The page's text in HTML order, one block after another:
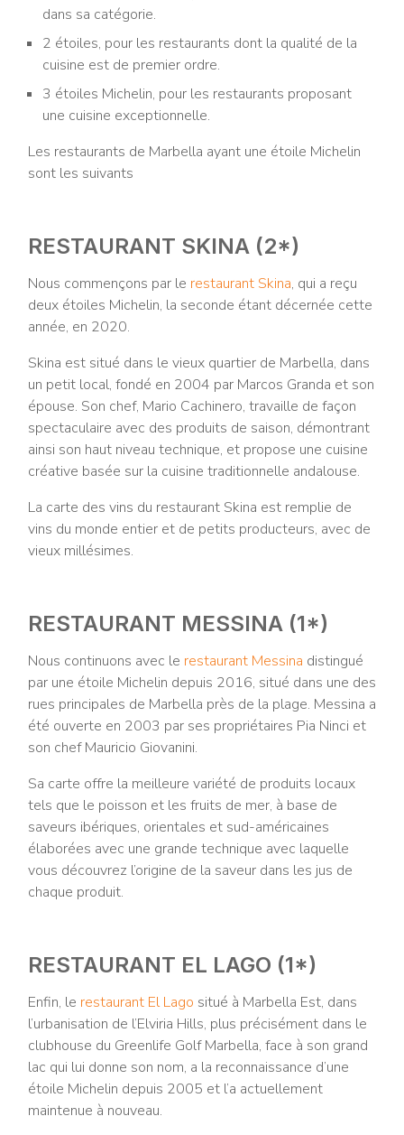
dans sa catégorie.
2 étoiles, pour les restaurants dont la qualité de la
cuisine est de premier ordre.
3 étoiles Michelin, pour les restaurants proposant
une cuisine exceptionnelle.
Les restaurants de Marbella ayant une étoile Michelin
sont les suivants
RESTAURANT SKINA (2*)
Nous commençons par le restaurant Skina, qui a reçu
deux étoiles Michelin, la seconde étant décernée cette
année, en 2020.
Skina est situé dans le vieux quartier de Marbella, dans
un petit local, fondé en 2004 par Marcos Granda et son
épouse. Son chef, Mario Cachinero, travaille de façon
spectaculaire avec des produits de saison, démontrant
ainsi son haut niveau technique, et propose une cuisine
créative basée sur la cuisine traditionnelle andalouse.
La carte des vins du restaurant Skina est remplie de
vins du monde entier et de petits producteurs, avec de
vieux millésimes.
RESTAURANT MESSINA (1*)
Nous continuons avec le restaurant Messina distingué
par une étoile Michelin depuis 2016, situé dans une des
rues principales de Marbella près de la plage. Messina a
été ouverte en 2003 par ses propriétaires Pia Ninci et
son chef Mauricio Giovanini.
Sa carte offre la meilleure variété de produits locaux
tels que le poisson et les fruits de mer, à base de
saveurs ibériques, orientales et sud-américaines
élaborées avec une grande technique avec laquelle
vous découvrez l’origine de la saveur dans les jus de
chaque produit.
RESTAURANT EL LAGO (1*)
Enfin, le restaurant El Lago situé à Marbella Est, dans
l’urbanisation de l’Elviria Hills, plus précisément dans le
clubhouse du Greenlife Golf Marbella, face à son grand
lac qui lui donne son nom, a la reconnaissance d’une
étoile Michelin depuis 2005 et l’a actuellement
maintenue à nouveau.